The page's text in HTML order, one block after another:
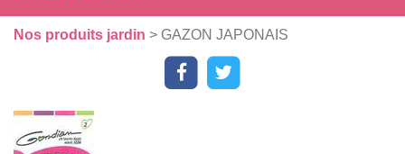
Nos produits jardin > GAZON JAPONAIS